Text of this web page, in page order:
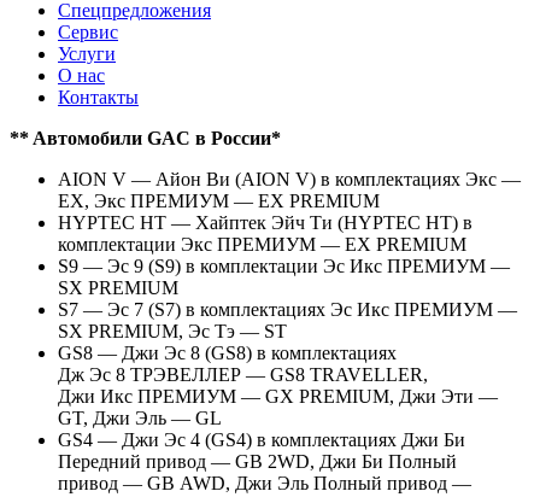
Спецпредложения
Сервис
Услуги
О нас
Контакты
** Aвтомобили GAC в России*
AION V — Айон Ви (AION V) в комплектациях Экс —
EX, Экс ПРЕМИУМ — EX PREMIUM
HYPTEC HT — Хайптек Эйч Ти (HYPTEC HT) в
комплектации Экс ПРЕМИУМ — EX PREMIUM
S9 — Эс 9 (S9) в комплектации Эс Икс ПРЕМИУМ —
SX PREMIUM
S7 — Эс 7 (S7) в комплектациях Эс Икс ПРЕМИУМ —
SX PREMIUM, Эс Тэ — ST
GS8 — Джи Эс 8 (GS8) в комплектациях
Дж Эс 8 ТРЭВЕЛЛЕР — GS8 TRAVELLER,
Джи Икс ПРЕМИУМ — GX PREMIUM, Джи Эти —
GT, Джи Эль — GL
GS4 — Джи Эс 4 (GS4) в комплектациях Джи Би
Передний привод — GB 2WD, Джи Би Полный
привод — GB AWD, Джи Эль Полный привод —